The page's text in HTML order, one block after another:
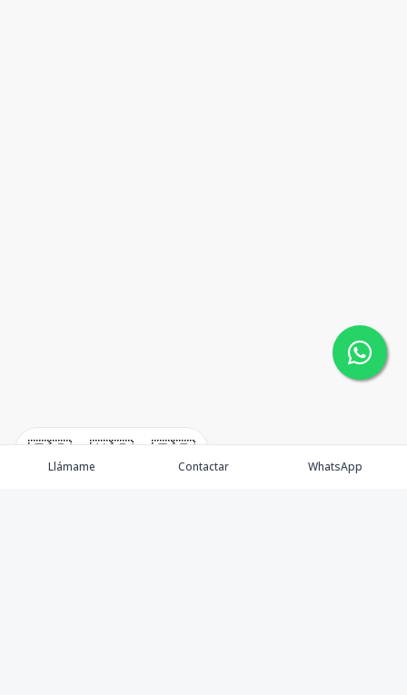
🇪🇸 🇺🇸 🇫🇷
Llámame Contactar WhatsApp